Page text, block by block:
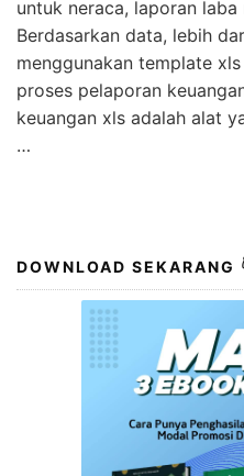
untuk neraca, laporan laba
Berdasarkan data, lebih
menggunakan template
proses pelaporan
keuangan xls adalah alat
…
DOWNLOAD SEKARANG